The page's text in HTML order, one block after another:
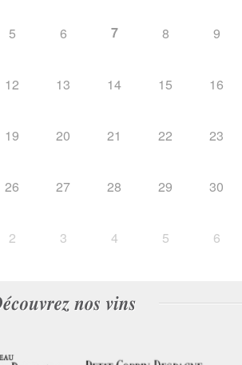
5 6 7 8 9
12 13 14 15 16
19 20 21 22 23
26 27 28 29 30
2 3 4 5 6